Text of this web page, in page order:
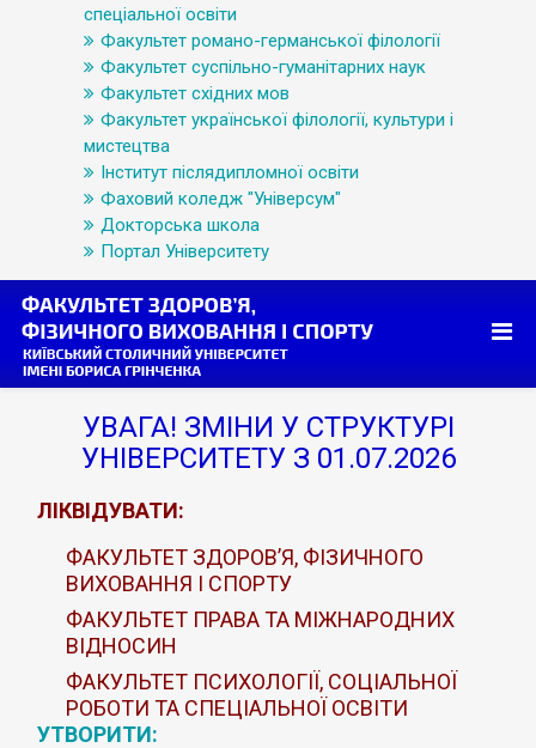
спеціальної освіти
Факультет романо-германської філології
Факультет суспільно-гуманітарних наук
Факультет східних мов
Факультет української філології, культури і
мистецтва
Інститут післядипломної освіти
Фаховий коледж "Універсум"
Докторська школа
Портал Університету
УВАГА! ЗМІНИ У СТРУКТУРІ
УНІВЕРСИТЕТУ З 01.07.2026
ЛІКВІДУВАТИ:
ФАКУЛЬТЕТ ЗДОРОВ’Я, ФІЗИЧНОГО
ВИХОВАННЯ І СПОРТУ
ФАКУЛЬТЕТ ПРАВА ТА МІЖНАРОДНИХ
ВІДНОСИН
ФАКУЛЬТЕТ ПСИХОЛОГІЇ, СОЦІАЛЬНОЇ
РОБОТИ ТА СПЕЦІАЛЬНОЇ ОСВІТИ
УТВОРИТИ: